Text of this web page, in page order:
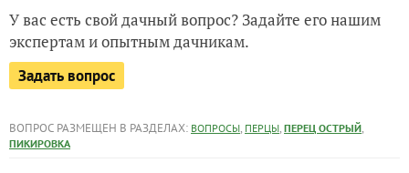
У вас есть свой дачный вопрос? Задайте его нашим
экспертам и опытным дачникам.
Задать вопрос
ВОПРОС РАЗМЕЩЕН В РАЗДЕЛАХ: ВОПРОСЫ, ПЕРЦЫ, ПЕРЕЦ ОСТРЫЙ,
ПИКИРОВКА